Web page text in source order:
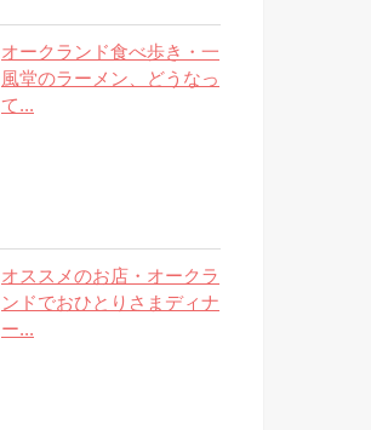
オークランド食べ歩き・一
風堂のラーメン、どうなっ
て...
オススメのお店・オークラ
ンドでおひとりさまディナ
ー...